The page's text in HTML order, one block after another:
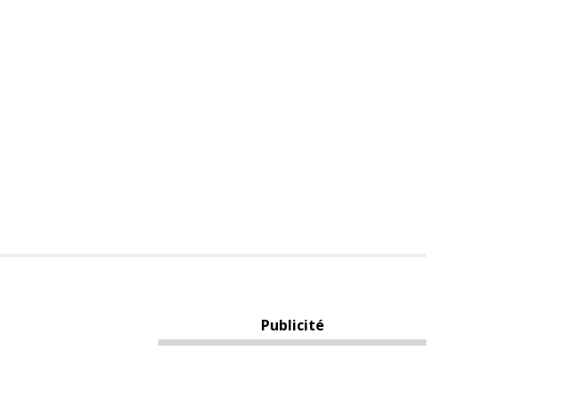
Publicité